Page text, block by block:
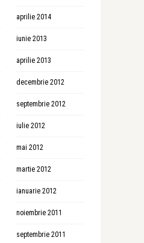
aprilie 2014
iunie 2013
aprilie 2013
decembrie 2012
septembrie 2012
iulie 2012
mai 2012
martie 2012
ianuarie 2012
noiembrie 2011
septembrie 2011